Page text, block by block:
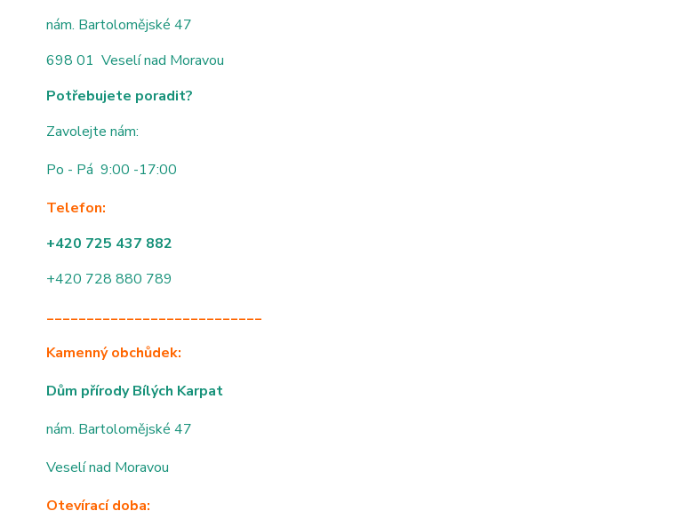
nám. Bartolomějské 47
698 01 Veselí nad Moravou
Potřebujete poradit?
Zavolejte nám:
Po - Pá 9:00 -17:00
Telefon:
+420 725 437 882
+420 728 880 789
___________________________
Kamenný obchůdek:
Dům přírody Bílých Karpat
nám. Bartolomějské 47
Veselí nad Moravou
Otevírací doba: